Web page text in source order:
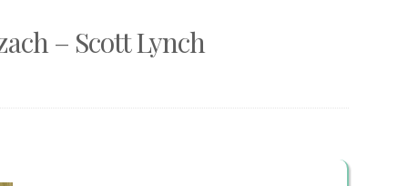
– Scott Lynch